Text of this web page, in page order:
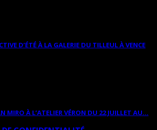
D’ÉTÉ À LA GALERIE DU TILLEUL À VENCE
MIRO À L’ATELIER VÉRON DU 22 JUILLET AU...